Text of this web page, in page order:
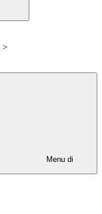
>
Menu di